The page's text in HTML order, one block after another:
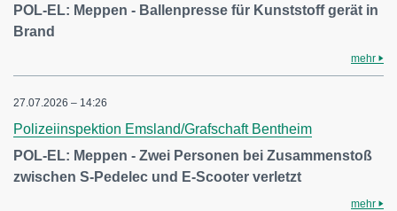
POL-EL: Meppen - Ballenpresse für Kunststoff gerät in
Brand
mehr
27.07.2026 – 14:26
Polizeiinspektion Emsland/Grafschaft Bentheim
POL-EL: Meppen - Zwei Personen bei Zusammenstoß
zwischen S-Pedelec und E-Scooter verletzt
mehr